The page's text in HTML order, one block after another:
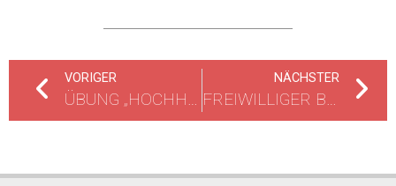
VORIGER
ÜBUNG „HOCHHAUSBRANDBEKÄMPFUNG“
NÄCHSTER
FREIWILLIGER BRANDSICHERHEITSDIENST BEIM GARDETAG